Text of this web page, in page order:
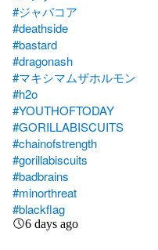
#ジャパコア
#deathside
#bastard
#dragonash
#マキシマムザホルモン
#h2o
#YOUTHOFTODAY
#GORILLABISCUITS
#chainofstrength
#gorillabiscuits
#badbrains
#minorthreat
#blackflag
6 days ago